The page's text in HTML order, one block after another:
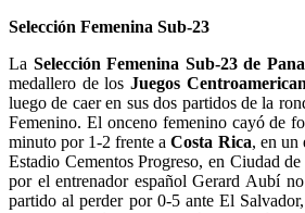
Selección Femenina Sub-23
La Selección Femenina Sub-23 de
medallero de losJuegos
luego de caer en sus dos partidos de la
Femenino. El onceno femenino cayó de
minuto por 1-2 frente aCosta Rica, en un
Estadio Cementos Progreso, en Ciudad
por el entrenador español Gerard Aubí
partido al perder por 0-5 ante El